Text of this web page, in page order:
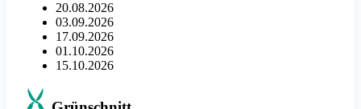
20.08.2026
03.09.2026
17.09.2026
01.10.2026
15.10.2026